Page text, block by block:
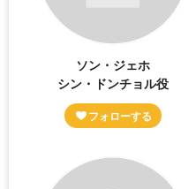
ソン・ジェホ
シン・ドンチョル役